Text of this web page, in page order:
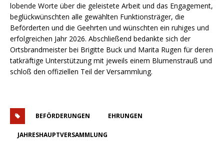
lobende Worte über die geleistete Arbeit und das Engagement,
beglückwünschten alle gewählten Funktionsträger, die
Beförderten und die Geehrten und wünschten ein ruhiges und
erfolgreichen Jahr 2026. Abschließend bedankte sich der
Ortsbrandmeister bei Brigitte Buck und Marita Rugen für deren
tatkräftige Unterstützung mit jeweils einem Blumenstrauß und
schloß den offiziellen Teil der Versammlung.
BEFÖRDERUNGEN EHRUNGEN
JAHRESHAUPTVERSAMMLUNG